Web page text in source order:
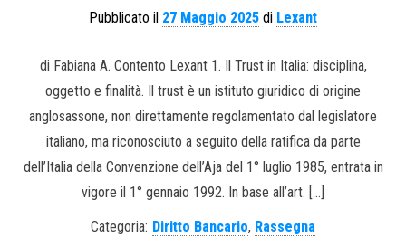
Pubblicato il 27 Maggio 2025 di Lexant
di Fabiana A. Contento Lexant 1. Il Trust in Italia: disciplina,
oggetto e finalità. Il trust è un istituto giuridico di origine
anglosassone, non direttamente regolamentato dal legislatore
italiano, ma riconosciuto a seguito della ratifica da parte
dell’Italia della Convenzione dell’Aja del 1° luglio 1985, entrata in
vigore il 1° gennaio 1992. In base all’art. […]
Categoria: Diritto Bancario, Rassegna